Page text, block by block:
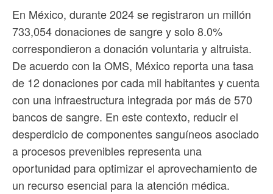
En México, durante 2024 se registraron un millón
733,054 donaciones de sangre y solo 8.0%
correspondieron a donación voluntaria y altruista.
De acuerdo con la OMS, México reporta una tasa
de 12 donaciones por cada mil habitantes y cuenta
con una infraestructura integrada por más de 570
bancos de sangre. En este contexto, reducir el
desperdicio de componentes sanguíneos asociado
a procesos prevenibles representa una
oportunidad para optimizar el aprovechamiento de
un recurso esencial para la atención médica.